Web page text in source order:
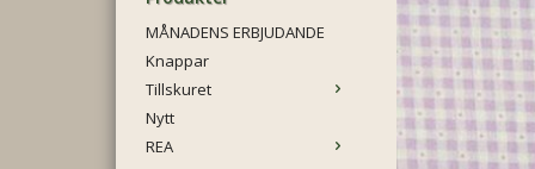
MÅNADENS ERBJUDANDE
Knappar
Tillskuret
Nytt
REA